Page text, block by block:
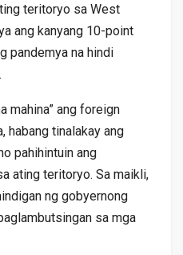
teritoryo sa West
ang kanyang 10-point
pandemya na hindi
mahina” ang foreign
habang tinalakay ang
pahihintuin ang
ating teritoryo. Sa maikli,
ng gobyernong
sa mga